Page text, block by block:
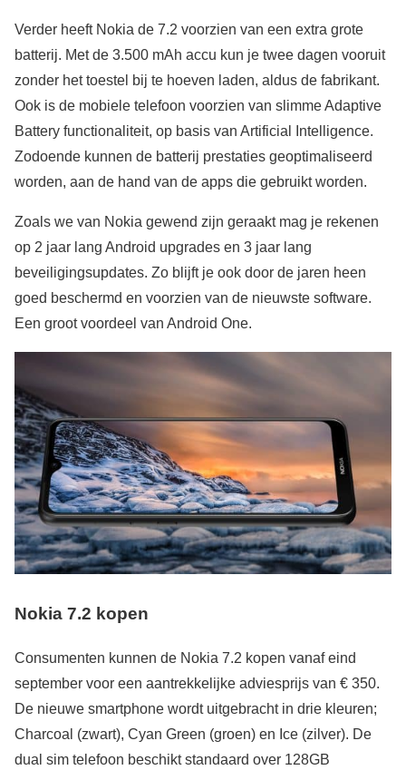
Verder heeft Nokia de 7.2 voorzien van een extra grote
batterij. Met de 3.500 mAh accu kun je twee dagen vooruit
zonder het toestel bij te hoeven laden, aldus de fabrikant.
Ook is de mobiele telefoon voorzien van slimme Adaptive
Battery functionaliteit, op basis van Artificial Intelligence.
Zodoende kunnen de batterij prestaties geoptimaliseerd
worden, aan de hand van de apps die gebruikt worden.
Zoals we van Nokia gewend zijn geraakt mag je rekenen
op 2 jaar lang Android upgrades en 3 jaar lang
beveiligingsupdates. Zo blijft je ook door de jaren heen
goed beschermd en voorzien van de nieuwste software.
Een groot voordeel van Android One.
Nokia 7.2 kopen
Consumenten kunnen de Nokia 7.2 kopen vanaf eind
september voor een aantrekkelijke adviesprijs van € 350.
De nieuwe smartphone wordt uitgebracht in drie kleuren;
Charcoal (zwart), Cyan Green (groen) en Ice (zilver). De
dual sim telefoon beschikt standaard over 128GB